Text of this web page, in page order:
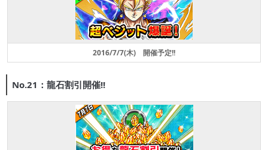
2016/7/7(木) 開催予定!!
No.21：龍石割引開催!!